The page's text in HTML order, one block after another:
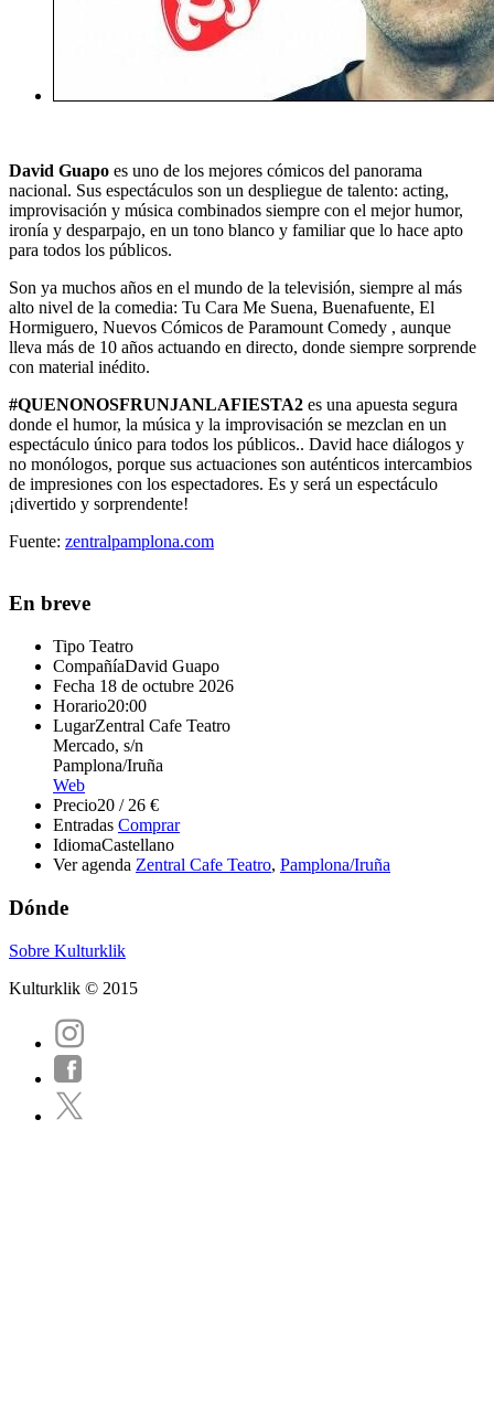
David Guapo es uno de los mejores cómicos del panorama
nacional. Sus espectáculos son un despliegue de talento: acting,
improvisación y música combinados siempre con el mejor humor,
ironía y desparpajo, en un tono blanco y familiar que lo hace apto
para todos los públicos.
Son ya muchos años en el mundo de la televisión, siempre al más
alto nivel de la comedia: Tu Cara Me Suena, Buenafuente, El
Hormiguero, Nuevos Cómicos de Paramount Comedy , aunque
lleva más de 10 años actuando en directo, donde siempre sorprende
con material inédito.
#QUENONOSFRUNJANLAFIESTA2 es una apuesta segura
donde el humor, la música y la improvisación se mezclan en un
espectáculo único para todos los públicos.. David hace diálogos y
no monólogos, porque sus actuaciones son auténticos intercambios
de impresiones con los espectadores. Es y será un espectáculo
¡divertido y sorprendente!
Fuente: zentralpamplona.com
En breve
Tipo Teatro
CompañíaDavid Guapo
Fecha 18 de octubre 2026
Horario20:00
LugarZentral Cafe Teatro
Mercado, s/n
Pamplona/Iruña
Web
Precio20 / 26 €
Entradas Comprar
IdiomaCastellano
Ver agenda Zentral Cafe Teatro, Pamplona/Iruña
Dónde
Sobre Kulturklik
Kulturklik © 2015